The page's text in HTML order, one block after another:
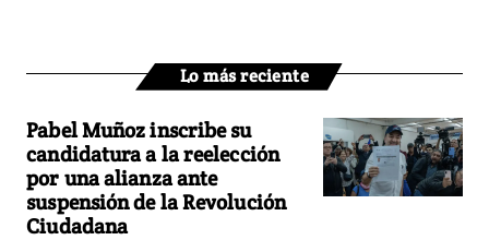
Lo más reciente
Pabel Muñoz inscribe su
candidatura a la reelección
por una alianza ante
suspensión de la Revolución
Ciudadana